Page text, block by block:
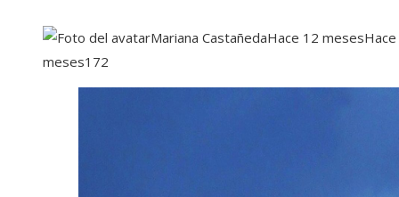
Mariana CastañedaHace 12 meses
meses172